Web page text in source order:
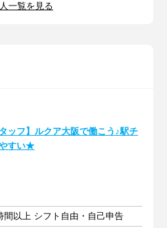
一覧を見る
タッフ】ルクア大阪で働こう♪駅チ
すい★
間以上 シフト自由・自己申告